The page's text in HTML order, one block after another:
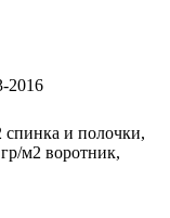
2016
и полочки,
м2 воротник,